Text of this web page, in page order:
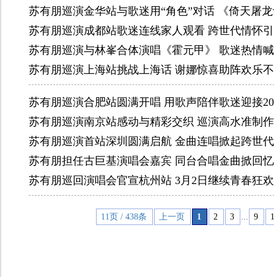
苏有朋巡演金华站与歌迷用“角色”对话 《倚天屠
苏有朋巡演成都站歌迷连线家人观看 跨世代情怀
苏有朋巡演与林峯合体演唱《霍元甲》 歌迷热情
苏有朋巡演上海站挑战上海话 谢娜惊喜助阵欢乐
苏有朋巡演合肥站圆满开唱 用歌声陪伴歌迷迎接
苏有朋巡演南京站感动与精彩交织 巡演高水准制
苏有朋巡演首站深圳圆满启航 金曲连唱掀起跨世
苏有朋担任古巨基演唱会嘉宾 同台合唱金曲掀回
苏有朋巡回演唱会官宣杭州站 3月2日继续青春狂欢
11页 / 438条 上一页 1 2 3 ... 9